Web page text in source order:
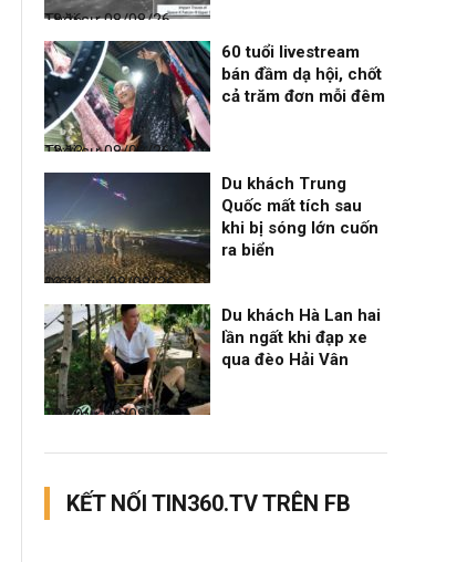
Thời sự
08/08/26, 18:16
Thời sự
08/08/26, 13:13
60 tuổi livestream
bán đầm dạ hội, chốt
cả trăm đơn mỗi đêm
Điểm tin
08/08/26, 13:11
Du khách Trung
Quốc mất tích sau
khi bị sóng lớn cuốn
ra biển
Thời sự
08/08/26, 13:10
Du khách Hà Lan hai
lần ngất khi đạp xe
qua đèo Hải Vân
KẾT NỐI TIN360.TV TRÊN FB